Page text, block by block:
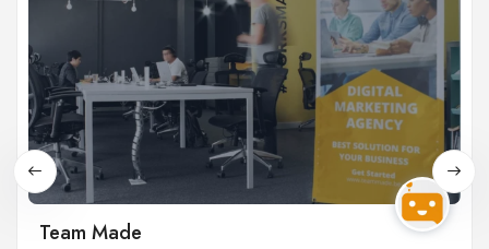
Team Made